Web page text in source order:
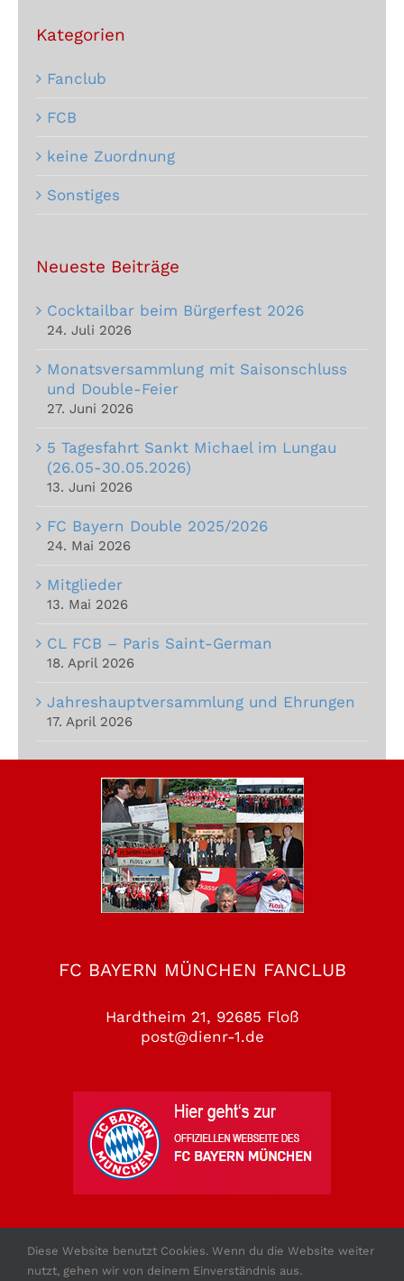
Kategorien
Fanclub
FCB
keine Zuordnung
Sonstiges
Neueste Beiträge
Cocktailbar beim Bürgerfest 2026
24. Juli 2026
Monatsversammlung mit Saisonschluss
und Double-Feier
27. Juni 2026
5 Tagesfahrt Sankt Michael im Lungau
(26.05-30.05.2026)
13. Juni 2026
FC Bayern Double 2025/2026
24. Mai 2026
Mitglieder
13. Mai 2026
CL FCB – Paris Saint-German
18. April 2026
Jahreshauptversammlung und Ehrungen
17. April 2026
FC BAYERN MÜNCHEN FANCLUB
Hardtheim 21, 92685 Floß
post@dienr-1.de
Diese Website benutzt Cookies. Wenn du die Website weiter
nutzt, gehen wir von deinem Einverständnis aus.